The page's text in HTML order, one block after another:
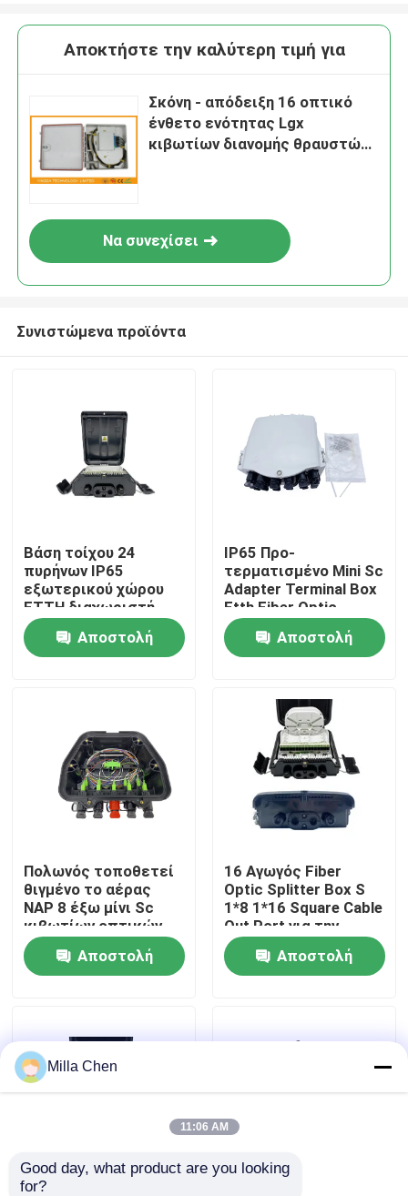
Περίπου εμείς
Ποιοτικός έλεγχος
Μας ελάτε σε επαφή με
Περιπτώσεις
Ζητήστε ένα απόσπασμα
Οπτικών Ινών Box Τερματισμός
Αποκτήστε την καλύτερη τιμή για
Σκόνη - απόδειξη 16 οπτικό
ένθετο ενότητας Lgx
κιβωτίων διανομής θραυστών
Να συνεχίσει
Συνιστώμενα προϊόντα
Βάση τοίχου 24
πυρήνων IP65
εξωτερικού χώρου
FTTH διαχωριστή
οπτικών ινών με 24
προσαρμογείς SC
PC+ABS FDB0224HF
Αποστολή
IP65 Προ-
τερματισμένο Mini Sc
Adapter Terminal Box
Ftth Fiber Optic
Splitter Box 16
Πυρήνων Cajas Nap
Για Λύση FTTH
Αποστολή
Πολωνός τοποθετεί
θιγμένο το αέρας
NAP 8 έξω μίνι Sc
κιβωτίων οπτικών
ινών θραυστών
SC/APC CTO 1X8 1X2
Αποστολή
16 Αγωγός Fiber
Optic Splitter Box S
1*8 1*16 Square Cable
Out Port για την
κατασκευή και
διαχείριση δικτύου
FTTx
Αποστολή
Υπαίθριο NAP FTTH
Milla Chen
11:06 AM
Good day, what product are you looking
for?